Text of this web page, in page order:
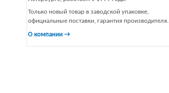
Только новый товар в заводской упаковке,
официальные поставки, гарантия производителя.
О компании →